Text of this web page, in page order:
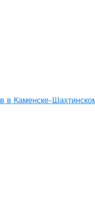
в Каменске-